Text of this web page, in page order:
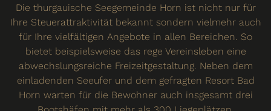
Die thurgauische Seegemeinde Horn ist nicht nur für
Ihre Steuerattraktivität bekannt sondern vielmehr auch
für Ihre vielfältigen Angebote in allen Bereichen. So
bietet beispielsweise das rege Vereinsleben eine
abwechslungsreiche Freizeitgestaltung. Neben dem
einladenden Seeufer und dem gefragten Resort Bad
Horn warten für die Bewohner auch insgesamt drei